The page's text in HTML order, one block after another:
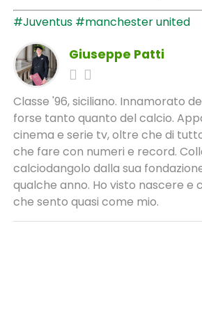
#Juventus #manchester united
Giuseppe Patti
Classe '96, siciliano. Innamorato
forse tanto quanto del calcio.
cinema e serie tv, oltre che di
che fare con numeri e record.
calciodangolo dalla sua
qualche anno. Ho visto nascere e
che sento quasi come mio.